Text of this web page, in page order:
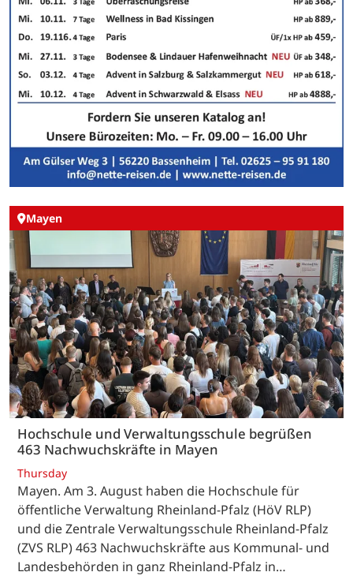
Mayen
Hochschule und Verwaltungsschule begrüßen
463 Nachwuchskräfte in Mayen
Thursday
Mayen. Am 3. August haben die Hochschule für
öffentliche Verwaltung Rheinland-Pfalz (HöV RLP)
und die Zentrale Verwaltungsschule Rheinland-Pfalz
(ZVS RLP) 463 Nachwuchskräfte aus Kommunal- und
Landesbehörden in ganz Rheinland-Pfalz in…